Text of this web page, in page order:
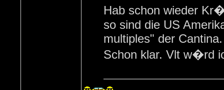
Hab schon wieder
so sind die US
multiples" der Cantina.
Schon klar. Vlt w�rd